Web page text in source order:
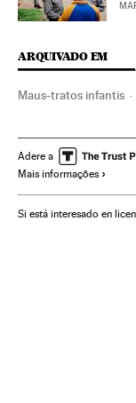
ARQUIVADO EM
Maus-tratos infantis
Agressões sexuais
Comunidade
Acontecimentos
Adere a
Mais informações
Si está interesado en